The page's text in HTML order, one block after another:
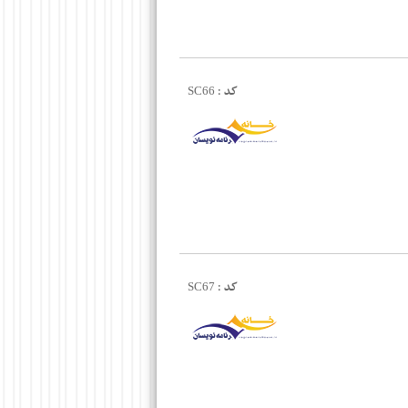
کد : SC66
کد : SC67